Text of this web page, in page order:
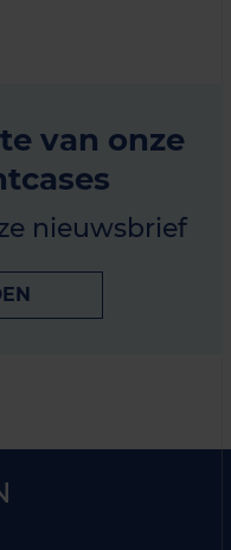
van onze
nieuwsbrief